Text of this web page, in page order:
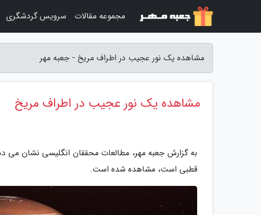
مشاهده یک نور عجیب در اطراف مریخ - جعبه مهر
مشاهده یک نور عجیب در اطراف مریخ
به گزارش جعبه مهر، مطالعات محققان انگلیسی نشان می
قطبی است، مشاهده شده است.
مجموعه مقالات سرویس گردشگری